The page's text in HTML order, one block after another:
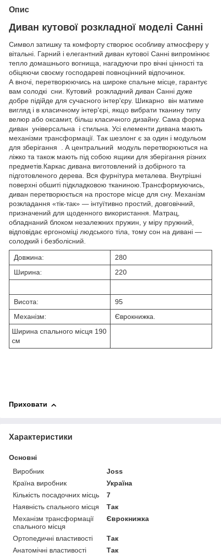
Опис
Диван кутової розкладної моделі Санні
Символ затишку та комфорту створює особливу атмосферу у
вітальні. Гарний і елегантний диван кутової Санні випромінює
тепло домашнього вогнища, нагадуючи про вічні цінності та
обіцяючи своєму господареві повноцінний відпочинок.
А вночі, перетворюючись на широке спальне місце, гарантує
вам солодкі сни. Кутовий розкладний диван Санні дуже
добре підійде для сучасного інтер'єру. Шикарно він матиме
вигляд і в класичному інтер'єрі, якщо вибрати тканину типу
велюр або оксамит, більш класичного дизайну. Сама форма
диван універсальна і стильна. Усі елементи дивана мають
механізми трансформації. Так шезлонг є за один і модульом
для зберігання . А центральний модуль перетворюються на
ліжко та також мають під собою ящики для зберігання різних
предметів.Каркас дивана виготовлений із добірного та
підготовленого дерева. Вся фурнітура металева. Внутрішні
поверхні обшиті підкладковою тканиною.Трансформуючись,
диван перетворюється на просторе місце для сну. Механізм
розкладання «тік-так» — інтуїтивно простий, довговічний,
призначений для щоденного використання. Матрац,
обладнаний блоком незалежних пружин, у міру пружний,
відповідає ергономіці людського тіла, тому сон на дивані —
солодкий і безболісний.
Довжина:
280
Ширина:
220
Висота:
95
Механізм:
Єврокнижка.
Ширина спального місця 190
см
Приховати
Характеристики
Основні
Виробник
Joss
Країна виробник
Україна
Кількість посадочних місць
7
Наявність спального місця
Так
Механізм трансформації
спального місця
Єврокнижка
Ортопедичні властивості
Так
Анатомічні властивості
Так